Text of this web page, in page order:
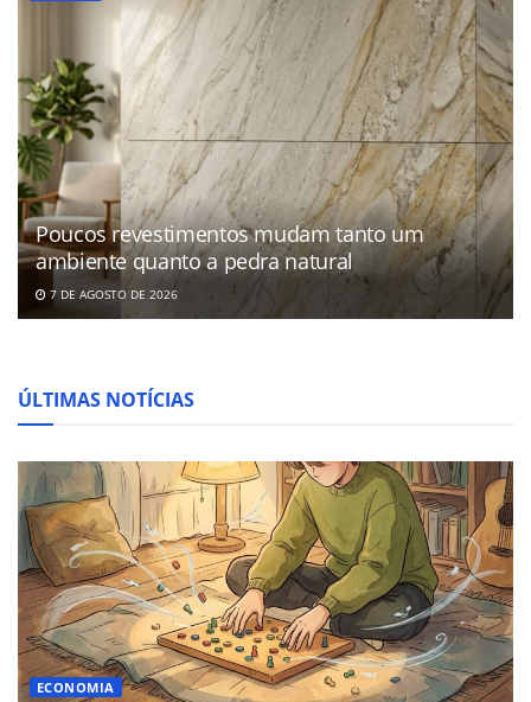
Poucos revestimentos mudam tanto um
ambiente quanto a pedra natural
7 DE AGOSTO DE 2026
ÚLTIMAS NOTÍCIAS
ECONOMIA